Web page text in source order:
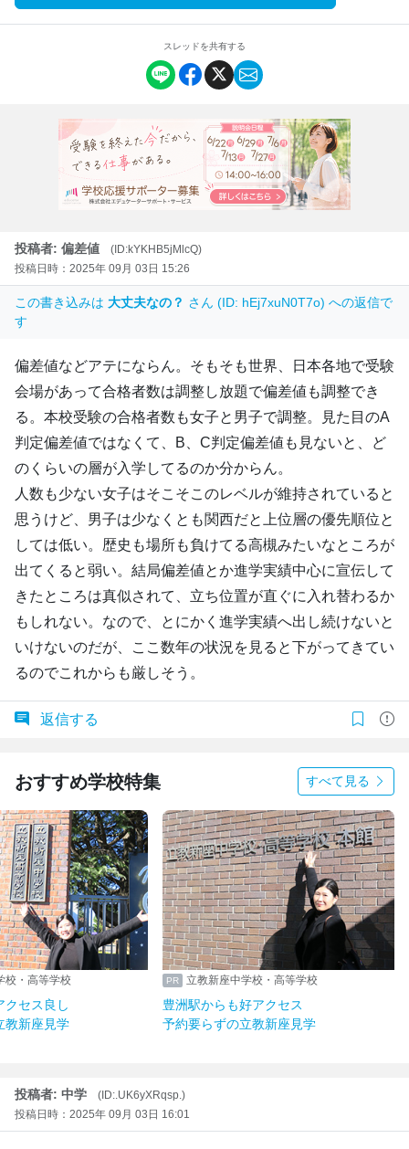
スレッドを共有する
投稿者: 偏差値
(ID:kYKHB5jMlcQ)
投稿日時：2025年 09月 03日 15:26
この書き込みは 大丈夫なの？ さん (ID: hEj7xuN0T7o) への返信で
す
偏差値などアテにならん。そもそも世界、日本各地で受験
会場があって合格者数は調整し放題で偏差値も調整でき
る。本校受験の合格者数も女子と男子で調整。見た目のA
判定偏差値ではなくて、B、C判定偏差値も見ないと、ど
のくらいの層が入学してるのか分からん。
人数も少ない女子はそこそこのレベルが維持されていると
思うけど、男子は少なくとも関西だと上位層の優先順位と
しては低い。歴史も場所も負けてる高槻みたいなところが
出てくると弱い。結局偏差値とか進学実績中心に宣伝して
きたところは真似されて、立ち位置が直ぐに入れ替わるか
もしれない。なので、とにかく進学実績へ出し続けないと
いけないのだが、ここ数年の状況を見ると下がってきてい
るのでこれからも厳しそう。
返信する
おすすめ学校特集 すべて見る
立教新座中学校・高等学校
寺駅からアクセス良し
要らずの立教新座見学
立教新座中学校・高等学校
豊洲駅からも好アクセス
予約要らずの立教新座見学
投稿者: 中学
(ID:.UK6yXRqsp.)
投稿日時：2025年 09月 03日 16:01